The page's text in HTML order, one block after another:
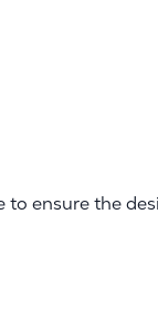
to ensure the